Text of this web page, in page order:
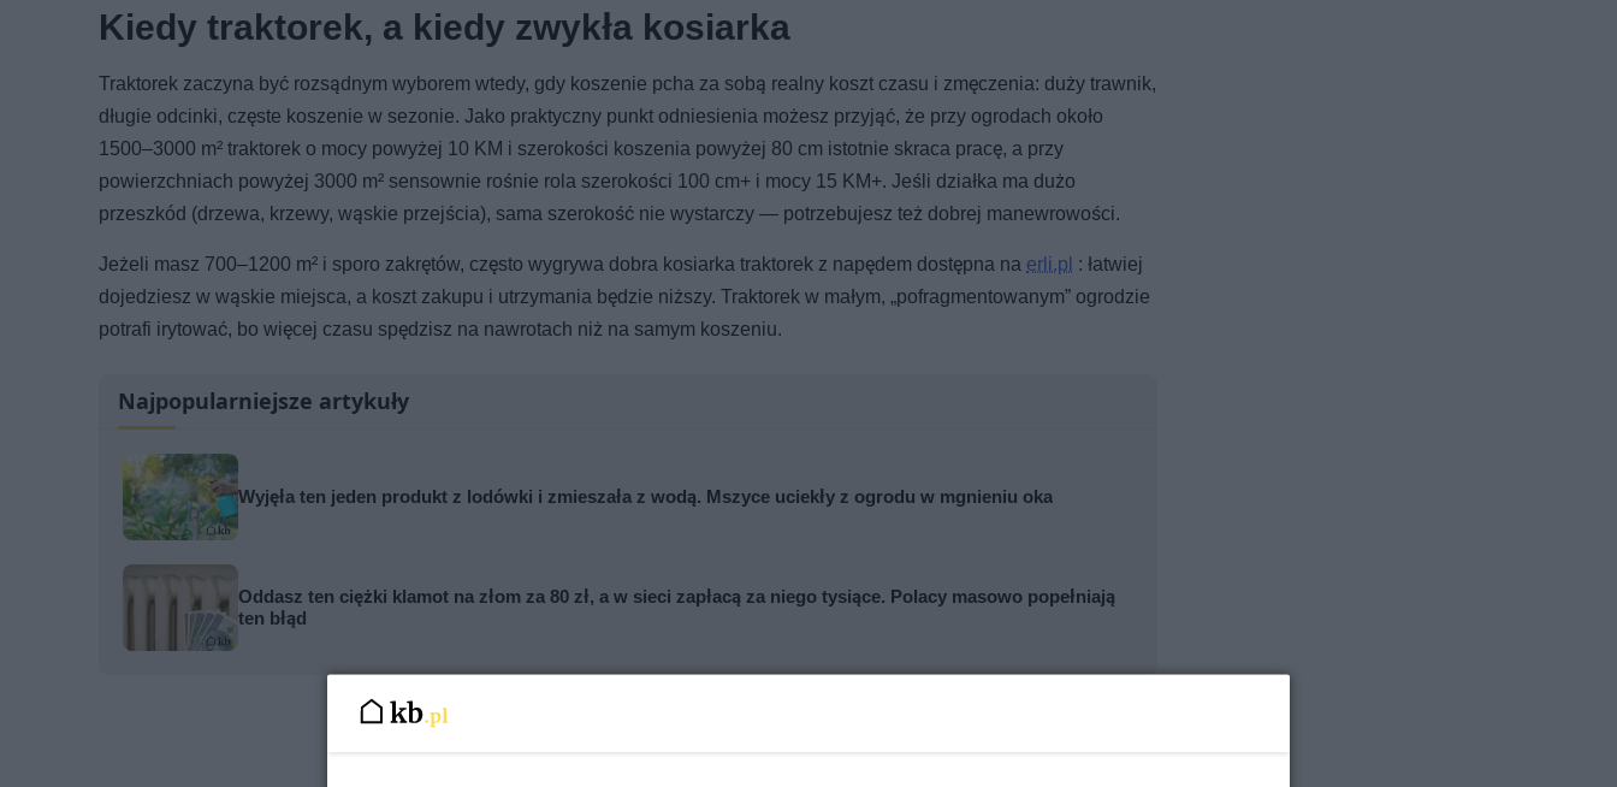
Kiedy traktorek, a kiedy zwykła kosiarka
Traktorek zaczyna być rozsądnym wyborem wtedy, gdy koszenie pcha za sobą realny koszt czasu i zmęczenia: duży trawnik,
długie odcinki, częste koszenie w sezonie. Jako praktyczny punkt odniesienia możesz przyjąć, że przy ogrodach około
1500–3000 m² traktorek o mocy powyżej 10 KM i szerokości koszenia powyżej 80 cm istotnie skraca pracę, a przy
powierzchniach powyżej 3000 m² sensownie rośnie rola szerokości 100 cm+ i mocy 15 KM+. Jeśli działka ma dużo
przeszkód (drzewa, krzewy, wąskie przejścia), sama szerokość nie wystarczy — potrzebujesz też dobrej manewrowości.
Jeżeli masz 700–1200 m² i sporo zakrętów, często wygrywa dobra kosiarka traktorek z napędem dostępna na erli.pl : łatwiej
dojedziesz w wąskie miejsca, a koszt zakupu i utrzymania będzie niższy. Traktorek w małym, „pofragmentowanym” ogrodzie
potrafi irytować, bo więcej czasu spędzisz na nawrotach niż na samym koszeniu.
Najpopularniejsze artykuły
Wyjęła ten jeden produkt z lodówki i zmieszała z wodą. Mszyce uciekły z ogrodu w mgnieniu oka
Oddasz ten ciężki klamot na złom za 80 zł, a w sieci zapłacą za niego tysiące. Polacy masowo popełniają
ten błąd